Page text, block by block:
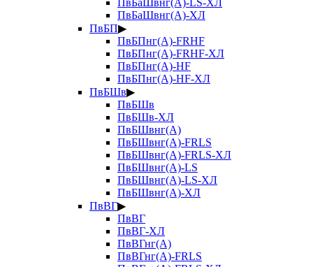
ПвБаШвнг(А)-LS-ХЛ
ПвБаШвнг(А)-ХЛ
ПвБП▶
ПвБПнг(А)-FRHF
ПвБПнг(А)-FRHF-ХЛ
ПвБПнг(А)-HF
ПвБПнг(А)-HF-ХЛ
ПвБШв▶
ПвБШв
ПвБШв-ХЛ
ПвБШвнг(А)
ПвБШвнг(А)-FRLS
ПвБШвнг(А)-FRLS-ХЛ
ПвБШвнг(А)-LS
ПвБШвнг(А)-LS-ХЛ
ПвБШвнг(А)-ХЛ
ПвВГ▶
ПвВГ
ПвВГ-ХЛ
ПвВГнг(А)
ПвВГнг(А)-FRLS